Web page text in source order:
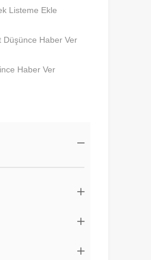
Listeme Ekle
Düşünce Haber Ver
Haber Ver